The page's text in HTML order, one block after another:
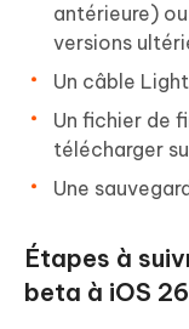
antérieure)
versions
Un câble
Un fichier de
télécharger
Une
Étapes à
beta à iOS